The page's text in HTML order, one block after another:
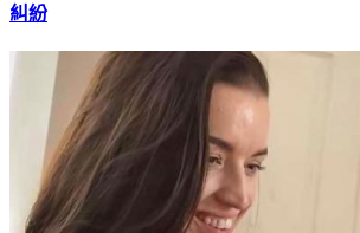
糾紛